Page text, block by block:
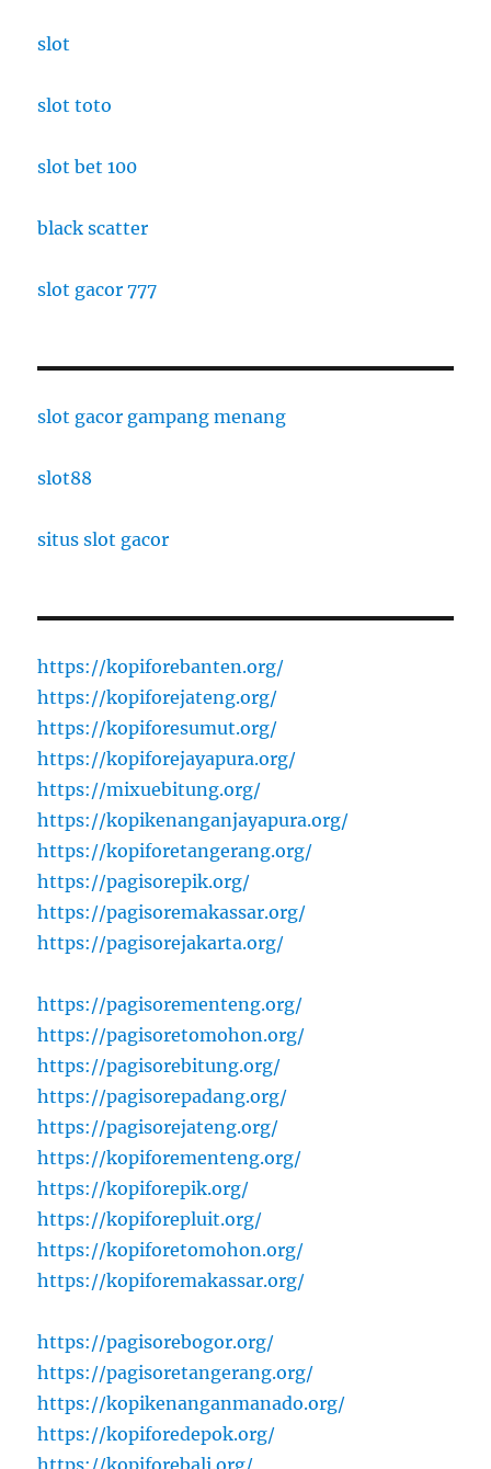
slot
slot toto
slot bet 100
black scatter
slot gacor 777
slot gacor gampang menang
slot88
situs slot gacor
https://kopiforebanten.org/
https://kopiforejateng.org/
https://kopiforesumut.org/
https://kopiforejayapura.org/
https://mixuebitung.org/
https://kopikenanganjayapura.org/
https://kopiforetangerang.org/
https://pagisorepik.org/
https://pagisoremakassar.org/
https://pagisorejakarta.org/
https://pagisorementeng.org/
https://pagisoretomohon.org/
https://pagisorebitung.org/
https://pagisorepadang.org/
https://pagisorejateng.org/
https://kopiforementeng.org/
https://kopiforepik.org/
https://kopiforepluit.org/
https://kopiforetomohon.org/
https://kopiforemakassar.org/
https://pagisorebogor.org/
https://pagisoretangerang.org/
https://kopikenanganmanado.org/
https://kopiforedepok.org/